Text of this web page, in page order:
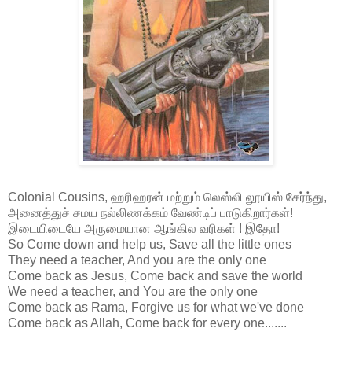
Colonial Cousins, ஹரிஹரன் மற்றும் லெஸ்லி லூயிஸ் சேர்ந்து,
அனைத்துச் சமய நல்லிணக்கம் வேண்டிப் பாடுகிறார்கள்!
இடையிடையே அருமையான ஆங்கில வரிகள் ! இதோ!
So Come down and help us, Save all the little ones
They need a teacher, And you are the only one
Come back as Jesus, Come back and save the world
We need a teacher, and You are the only one
Come back as Rama, Forgive us for what we've done
Come back as Allah, Come back for every one.......